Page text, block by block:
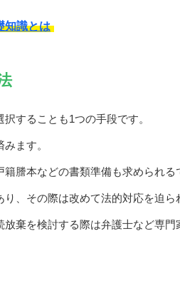
知識とは
することも1つの手段です。
ます。
謄本などの書類準備も求められる
、その際は改めて法的対応を迫ら
棄を検討する際は弁護士など専門